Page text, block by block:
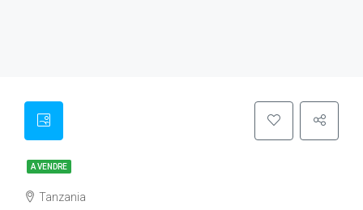
A VENDRE
Tanzania